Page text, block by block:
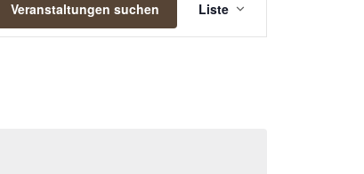
Veranstaltungen suchen
ANSICHTEN-
Liste